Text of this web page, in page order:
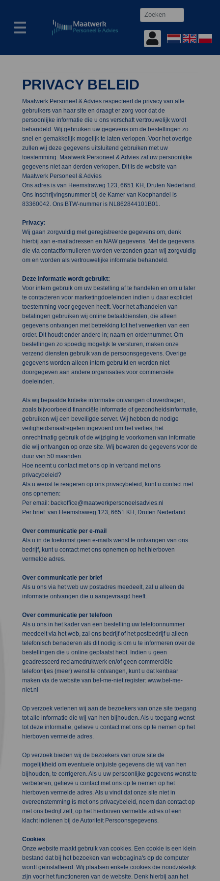

PRIVACY BELEID
Maatwerk Personeel & Advies respecteert de privacy van alle
gebruikers van haar site en draagt er zorg voor dat de
persoonlijke informatie die u ons verschaft vertrouwelijk wordt
behandeld. Wij gebruiken uw gegevens om de bestellingen zo
snel en gemakkelijk mogelijk te laten verlopen. Voor het overige
zullen wij deze gegevens uitsluitend gebruiken met uw
toestemming. Maatwerk Personeel & Advies zal uw persoonlijke
gegevens niet aan derden verkopen. Dit is de website van
Maatwerk Personeel & Advies
Ons adres is van Heemstraweg 123, 6651 KH, Druten Nederland.
Ons Inschrijvingsnummer bij de Kamer van Koophandel is
83360042. Ons BTW-nummer is NL862844101B01.
Privacy:
Wij gaan zorgvuldig met geregistreerde gegevens om, denk
hierbij aan e-mailadressen en NAW gegevens. Met de gegevens
die via contactformulieren worden verzonden gaan wij zorgvuldig
om en worden als vertrouwelijke informatie behandeld.
Deze informatie wordt gebruikt:
Voor intern gebruik om uw bestelling af te handelen en om u later
te contacteren voor marketingdoeleinden indien u daar expliciet
toestemming voor gegeven heeft. Voor het afhandelen van
betalingen gebruiken wij online betaaldiensten, die alleen
gegevens ontvangen met betrekking tot het verwerken van een
order. Dit houdt onder andere in; naam en ordernummer. Om
bestellingen zo spoedig mogelijk te versturen, maken onze
verzend diensten gebruik van de persoonsgegevens. Overige
gegevens worden alleen intern gebruikt en worden niet
doorgegeven aan andere organisaties voor commerciële
doeleinden.
Als wij bepaalde kritieke informatie ontvangen of overdragen,
zoals bijvoorbeeld financiële informatie of gezondheidsinformatie,
gebruiken wij een beveiligde server. Wij hebben de nodige
veiligheidsmaatregelen ingevoerd om het verlies, het
onrechtmatig gebruik of de wijziging te voorkomen van informatie
die wij ontvangen op onze site. Wij bewaren de gegevens voor de
duur van 50 maanden.
Hoe neemt u contact met ons op in verband met ons
privacybeleid?
Als u wenst te reageren op ons privacybeleid, kunt u contact met
ons opnemen:
Per email: backoffice@maatwerkpersoneelsadvies.nl
Per brief: van Heemstraweg 123, 6651 KH, Druten Nederland
Over communicatie per e-mail
Als u in de toekomst geen e-mails wenst te ontvangen van ons
bedrijf, kunt u contact met ons opnemen op het hierboven
vermelde adres.
Over communicatie per brief
Als u ons via het web uw postadres meedeelt, zal u alleen de
informatie ontvangen die u aangevraagd heeft.
Over communicatie per telefoon
Als u ons in het kader van een bestelling uw telefoonnummer
meedeelt via het web, zal ons bedrijf of het postbedrijf u alleen
telefonisch benaderen als dit nodig is om u te informeren over de
bestellingen die u online geplaatst hebt. Indien u geen
geadresseerd reclamedrukwerk en/of geen commerciële
telefoontjes (meer) wenst te ontvangen, kunt u dat kenbaar
maken via de website van bel-me-niet register: www.bel-me-
niet.nl
Op verzoek verlenen wij aan de bezoekers van onze site toegang
tot alle informatie die wij van hen bijhouden. Als u toegang wenst
tot deze informatie, gelieve u contact met ons op te nemen op het
hierboven vermelde adres.
Op verzoek bieden wij de bezoekers van onze site de
mogelijkheid om eventuele onjuiste gegevens die wij van hen
bijhouden, te corrigeren. Als u uw persoonlijke gegevens wenst te
verbeteren, gelieve u contact met ons op te nemen op het
hierboven vermelde adres. Als u vindt dat onze site niet in
overeenstemming is met ons privacybeleid, neem dan contact op
met ons bedrijf zelf, op het hierboven vermelde adres of een
klacht indienen bij de Autoriteit Persoonsgegevens.
Cookies
Onze website maakt gebruik van cookies. Een cookie is een klein
bestand dat bij het bezoeken van webpagina's op de computer
wordt geïnstalleerd. Wij plaatsen enkele cookies die noodzakelijk
zijn voor het functioneren van de website. Denk hierbij aan het